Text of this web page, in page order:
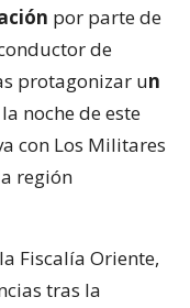
por parte de
de
protagonizar un
la noche de este
con Los Militares
región
Fiscalía Oriente,
tras la